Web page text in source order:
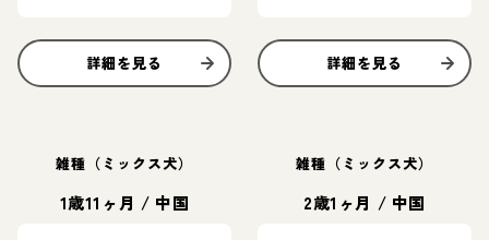
詳細を見る 詳細を見る
雑種（ミックス犬）
1歳11ヶ月 / 中国
雑種（ミックス犬）
2歳1ヶ月 / 中国